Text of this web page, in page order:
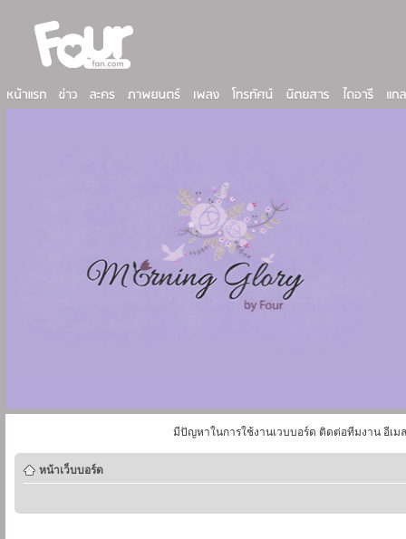
มีปัญหาในการใช้งานเวบบอร์ด ติดต่อทีมงาน อีเม
หน้าเว็บบอร์ด